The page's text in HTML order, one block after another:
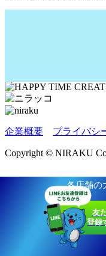
企業概要 プライバシ
Copyright © NIRAKU
各店舗の
友
登録